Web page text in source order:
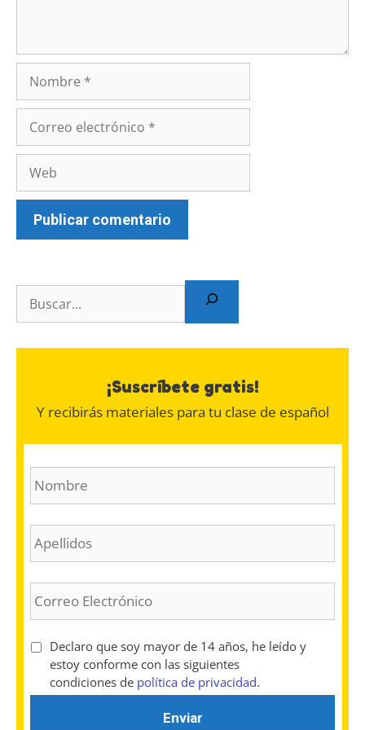
¡Suscríbete gratis!
Y recibirás materiales para tu clase de español
N
o
m
b
i
t
A
p
e
o
E
m
a
lT
m
Declaro que soy mayor de 14 años, he leído y
estoy conforme con las siguientes
condiciones de política de privacidad.